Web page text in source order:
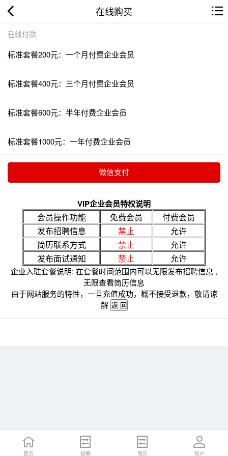
在线购买
在线付款
标准套餐200元：一个月付费企业会员
标准套餐400元：三个月付费企业会员
标准套餐600元：半年付费企业会员
标准套餐1000元：一年付费企业会员
VIP企业会员特权说明
会员操作功能 免费会员
付费会员
发布招聘信息
禁止
允许
简历联系方式
禁止
允许
发布面试通知
禁止 允许
企业入驻套餐说明: 在套餐时间范围内可以无限发布招聘信息 ,
无限查看简历信息
由于网站服务的特性，一旦充值成功，概不接受退款，敬请谅
解
首页 招聘 简历 账户